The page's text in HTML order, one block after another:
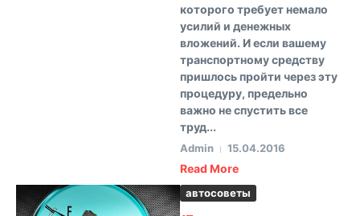
которого требует немало
усилий и денежных
вложений. И если вашему
транспортному средству
пришлось пройти через эту
процедуру, предельно
важно не спустить все
труд...
Admin 15.04.2016
Read More
автосоветы